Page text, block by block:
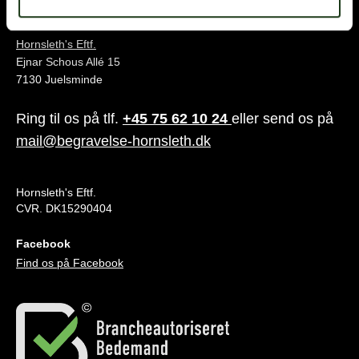
Hornsleth's Eftf.
Ejnar Schous Allé 15
7130 Juelsminde
Ring til os på tlf. +45 75 62 10 24 eller send os på
mail@begravelse-hornsleth.dk
Hornsleth's Eftf.
CVR. DK15290404
Facebook
Find os på Facebook